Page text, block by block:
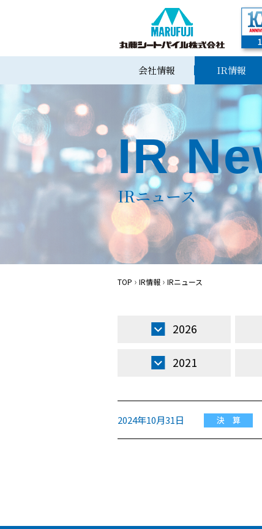
会社情報 IR情報
IR
IRニュース
TOP IR情報 IRニュース
2026
2021
2024年10月31日 決 算